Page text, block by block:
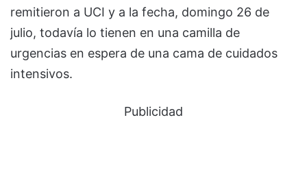
remitieron a UCI y a la fecha, domingo 26 de
julio, todavía lo tienen en una camilla de
urgencias en espera de una cama de cuidados
intensivos.
Publicidad